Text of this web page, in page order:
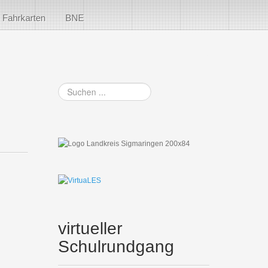
Fahrkarten BNE
Suchen
...
virtueller
Schulrundgang